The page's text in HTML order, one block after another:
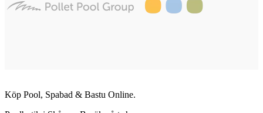
Köp Pool, Spabad & Bastu Online.